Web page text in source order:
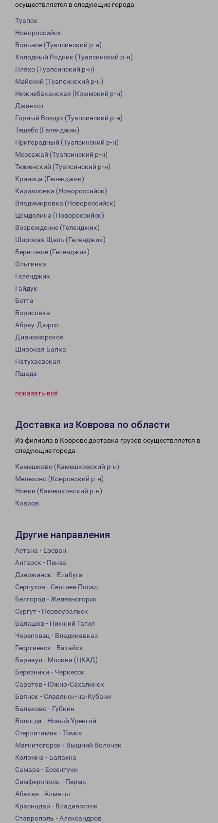
осуществляется в следующие города:
Туапсе
Новороссийск
Вольное (Туапсинский р-н)
Холодный Родник (Туапсинский р-н)
Пляхо (Туапсинский р-н)
Майский (Туапсинский р-н)
Нижнебаканская (Крымский р-н)
Джанхот
Горный Воздух (Туапсинский р-н)
Тешебс (Геленджик)
Пригородный (Туапсинский р-н)
Мессажай (Туапсинский р-н)
Тюменский (Туапсинский р-н)
Криница (Геленджик)
Кирилловка (Новороссийск)
Владимировка (Новороссийск)
Цемдолина (Новороссийск)
Возрождение (Геленджик)
Широкая Щель (Геленджик)
Береговое (Геленджик)
Ольгинка
Геленджик
Гайдук
Бетта
Борисовка
Абрау-Дюрсо
Дивноморское
Широкая Балка
Натухаевская
Пшада
показать всё
Доставка из Коврова по области
Из филиала в Коврове доставка грузов осуществляется в
следующие города:
Камешково (Камешковский р-н)
Мелехово (Ковровский р-н)
Новки (Камешковский р-н)
Ковров
Другие направления
Астана - Ереван
Ангарск - Пенза
Дзержинск - Елабуга
Серпухов - Сергиев Посад
Белгород - Железногорск
Сургут - Первоуральск
Балашов - Нижний Тагил
Череповец - Владикавказ
Георгиевск - Батайск
Барнаул - Москва (ЦКАД)
Березники - Черкесск
Саратов - Южно-Сахалинск
Брянск - Славянск-на-Кубани
Балаково - Губкин
Вологда - Новый Уренгой
Стерлитамак - Томск
Магнитогорск - Вышний Волочек
Коломна - Балахна
Самара - Ессентуки
Симферополь - Пермь
Абакан - Алматы
Краснодар - Владивосток
Ставрополь - Александров